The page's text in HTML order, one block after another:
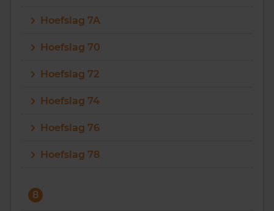
Hoefslag 7A
Hoefslag 70
Hoefslag 72
Hoefslag 74
Hoefslag 76
Hoefslag 78
8